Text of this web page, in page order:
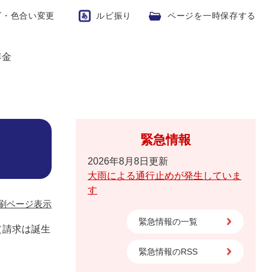
色合い変更 ルビ振り ページを一時保存する
ページ表示
求は誕生
緊急情報
2026年8月8日更新
大雨による通行止めが発生していま
す
緊急情報の一覧
緊急情報のRSS